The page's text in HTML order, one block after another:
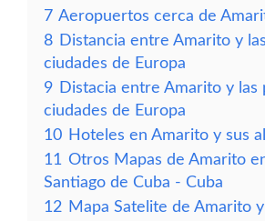
7 Aeropuertos cerca de
8 Distancia entre Amarito y
ciudades de Europa
9 Distacia entre Amarito y las
ciudades de Europa
10 Hoteles en Amarito y sus
11 Otros Mapas de Amarito
Santiago de Cuba - Cuba
12 Mapa Satelite de Amarito